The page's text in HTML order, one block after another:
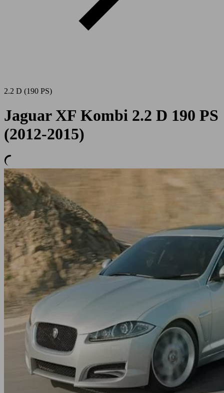
2.2 D (190 PS)
Jaguar XF Kombi 2.2 D 190 PS
(2012-2015)